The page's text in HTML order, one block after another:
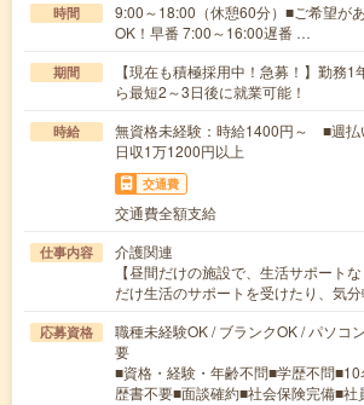
時間
9:00～18:00（休憩60分）■ご希望が
OK！早番 7:00～16:00遅番 …
期間
【現在も積極採用中！急募！】勤務
ら最短2～3日後に就業可能！
時給
無資格未経験：時給1400円～ ■週
日収1万1200円以上
交通費
交通費全額支給
仕事内容
介護関連
【昼間だけの施設で、生活サポート
だけ生活のサポートを受けたり、気
応募資格
職種未経験OK / ブランクOK / パソコ
要
■資格・経験・年齢不問■学歴不問
歴書不要■面談確約■社会保険完備■